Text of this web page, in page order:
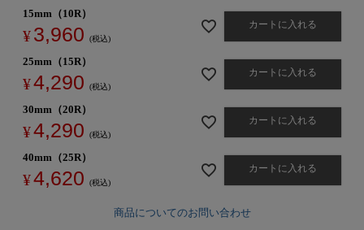
15mm（10R）
¥3,960 税込
カートに入れる
25mm（15R）
¥4,290 税込
カートに入れる
30mm（20R）
¥4,290 税込
カートに入れる
40mm（25R）
¥4,620 税込
カートに入れる
商品についてのお問い合わせ